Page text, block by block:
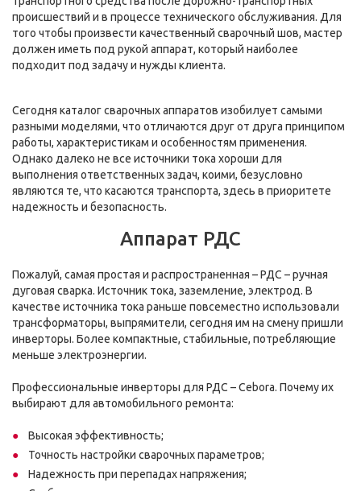
происшествий и в процессе технического обслуживания. Для
того чтобы произвести качественный сварочный шов, мастер
должен иметь под рукой аппарат, который наиболее
подходит под задачу и нужды клиента.
Сегодня каталог сварочных аппаратов изобилует самыми
разными моделями, что отличаются друг от друга принципом
работы, характеристикам и особенностям применения.
Однако далеко не все источники тока хороши для
выполнения ответственных задач, коими, безусловно
являются те, что касаются транспорта, здесь в приоритете
надежность и безопасность.
Аппарат РДС
Пожалуй, самая простая и распространенная – РДС – ручная
дуговая сварка. Источник тока, заземление, электрод. В
качестве источника тока раньше повсеместно использовали
трансформаторы, выпрямители, сегодня им на смену пришли
инверторы. Более компактные, стабильные, потребляющие
меньше электроэнергии.
Профессиональные инверторы для РДС – Cebora. Почему их
выбирают для автомобильного ремонта:
Высокая эффективность;
Точность настройки сварочных параметров;
Надежность при перепадах напряжения;